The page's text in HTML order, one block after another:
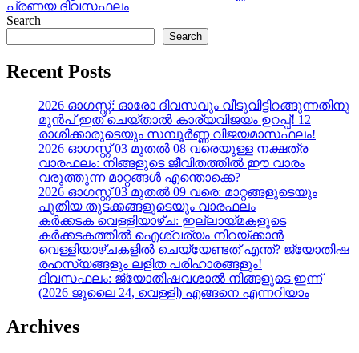
post:
പ്രണയ ദിവസഫലം
Search
Search
Recent Posts
2026 ഓഗസ്റ്റ്: ഓരോ ദിവസവും വീടുവിട്ടിറങ്ങുന്നതിനു
മുൻപ് ഇത് ചെയ്താൽ കാര്യവിജയം ഉറപ്പ്! 12
രാശിക്കാരുടെയും സമ്പൂർണ്ണ വിജയമാസഫലം!
2026 ഓഗസ്റ്റ് 03 മുതൽ 08 വരെയുള്ള നക്ഷത്ര
വാരഫലം: നിങ്ങളുടെ ജീവിതത്തിൽ ഈ വാരം
വരുത്തുന്ന മാറ്റങ്ങൾ എന്തൊക്കെ?
2026 ഓഗസ്റ്റ് 03 മുതൽ 09 വരെ: മാറ്റങ്ങളുടെയും
പുതിയ തുടക്കങ്ങളുടെയും വാരഫലം
കർക്കടക വെള്ളിയാഴ്ച: ഇല്ലായ്മകളുടെ
കർക്കടകത്തിൽ ഐശ്വര്യം നിറയ്ക്കാൻ
വെള്ളിയാഴ്ചകളിൽ ചെയ്യേണ്ടത് എന്ത്? ജ്യോതിഷ
രഹസ്യങ്ങളും ലളിത പരിഹാരങ്ങളും!
ദിവസഫലം: ജ്യോതിഷവശാൽ നിങ്ങളുടെ ഇന്ന്‌
(2026 ജൂലൈ 24, വെള്ളി) എങ്ങനെ എന്നറിയാം
Archives